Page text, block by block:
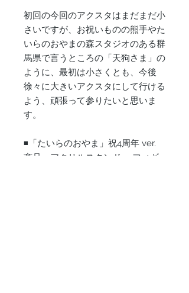
初回の今回のアクスタはまだまだ小
さいですが、お祝いものの熊手やた
いらのおやまの森スタジオのある群
馬県で言うところの「天狗さま」の
ように、最初は小さくとも、今後
徐々に大きいアクスタにして行ける
よう、頑張って参りたいと思いま
す。
◾️「たいらのおやま」祝4周年 ver.
商品：アクリルスタンド ・フィギ